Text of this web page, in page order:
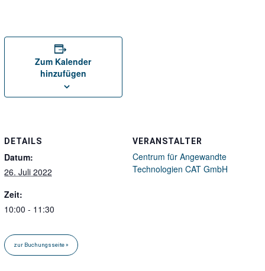
Zum Kalender
hinzufügen
DETAILS
Datum:
26. Juli 2022
Zeit:
10:00 - 11:30
VERANSTALTER
Centrum für Angewandte
Technologien CAT GmbH